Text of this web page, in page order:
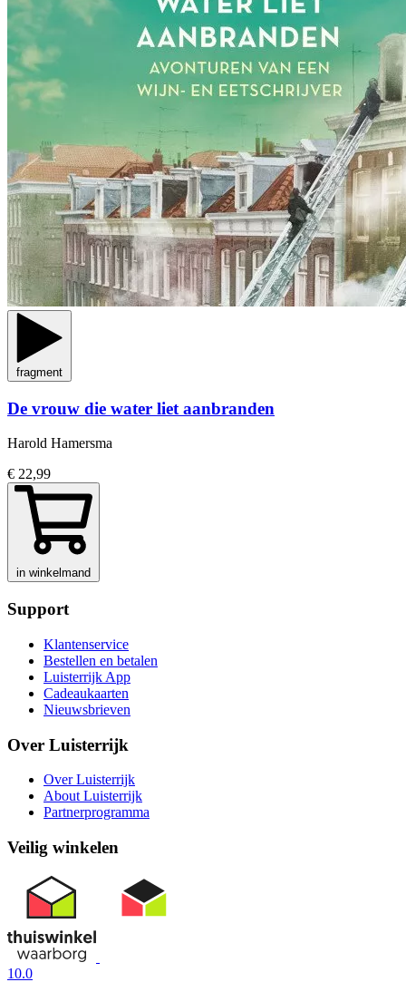
fragment
De vrouw die water liet aanbranden
Harold Hamersma
€ 22,99
in winkelmand
Support
Klantenservice
Bestellen en betalen
Luisterrijk App
Cadeaukaarten
Nieuwsbrieven
Over Luisterrijk
Over Luisterrijk
About Luisterrijk
Partnerprogramma
Veilig winkelen
10.0